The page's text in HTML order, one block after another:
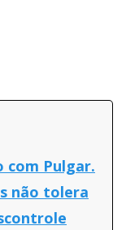
com Pulgar.
não tolera